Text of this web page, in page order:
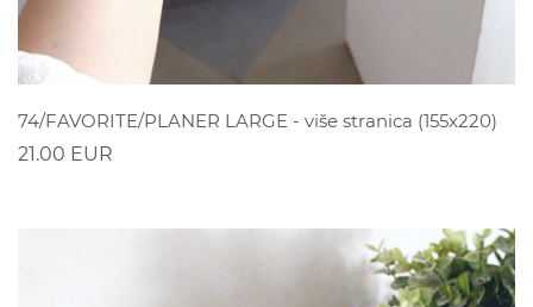
POGLEDAJ
74/FAVORITE/PLANER LARGE - više stranica (155x220)
21.00 EUR